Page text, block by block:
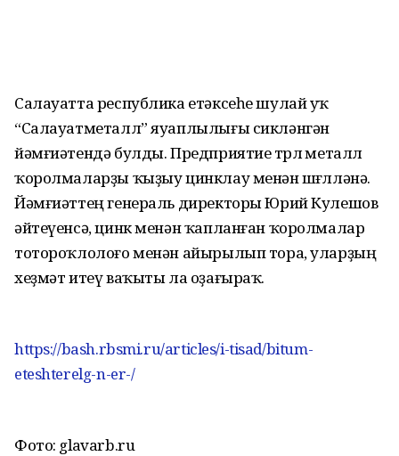
Салауатта республика етәксеһе шулай уҡ
“Салауатметалл” яуаплылығы сикләнгән
йәмғиәтендә булды. Предприятие төрлө металл
ҡоролмаларҙы ҡыҙыу цинклау менән шөғөлләнә.
Йәмғиәттең генераль директоры Юрий Кулешов
әйтеүенсә, цинк менән ҡапланған ҡоролмалар
тотороҡлолоғо менән айырылып тора, уларҙың
хеҙмәт итеү ваҡыты ла оҙағыраҡ.
https://bash.rbsmi.ru/articles/i-tisad/bitum-
eteshterelg-n-er-/
Фото: glavarb.ru